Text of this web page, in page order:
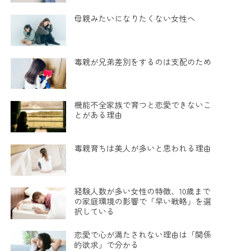
母親みたいになりたくない女性へ
毒親が兄弟差別をするのは支配のため
機能不全家族で育つと恋愛できないこ
とがある理由
毒親育ちは美人が多いと思われる理由
経験人数が多い女性の特徴、10歳まで
の家庭環境の影響で「早い戦略」を選
択している
恋愛で心が満たされない理由は「関係
的欲求」で分かる